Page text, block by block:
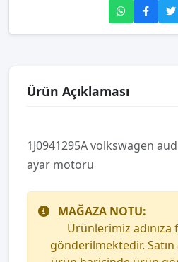
Ürün Açıklaması
1J0941295A volkswagen
ayar motoru
MAĞAZA NOTU:
Ürünlerimiz adınıza
gönderilmektedir.